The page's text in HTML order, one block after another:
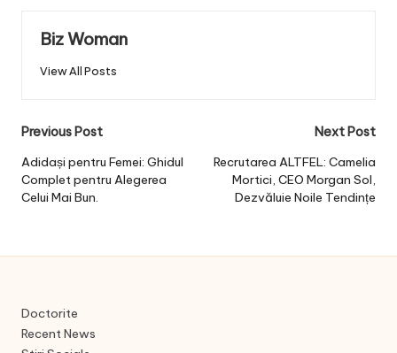
Biz Woman
View All Posts
Post
navigation
Previous Post
Adidași pentru Femei: Ghidul
Complet pentru Alegerea
Celui Mai Bun.
Next Post
Recrutarea ALTFEL: Camelia
Mortici, CEO Morgan Sol,
Dezvăluie Noile Tendințe
Doctorite
Recent News